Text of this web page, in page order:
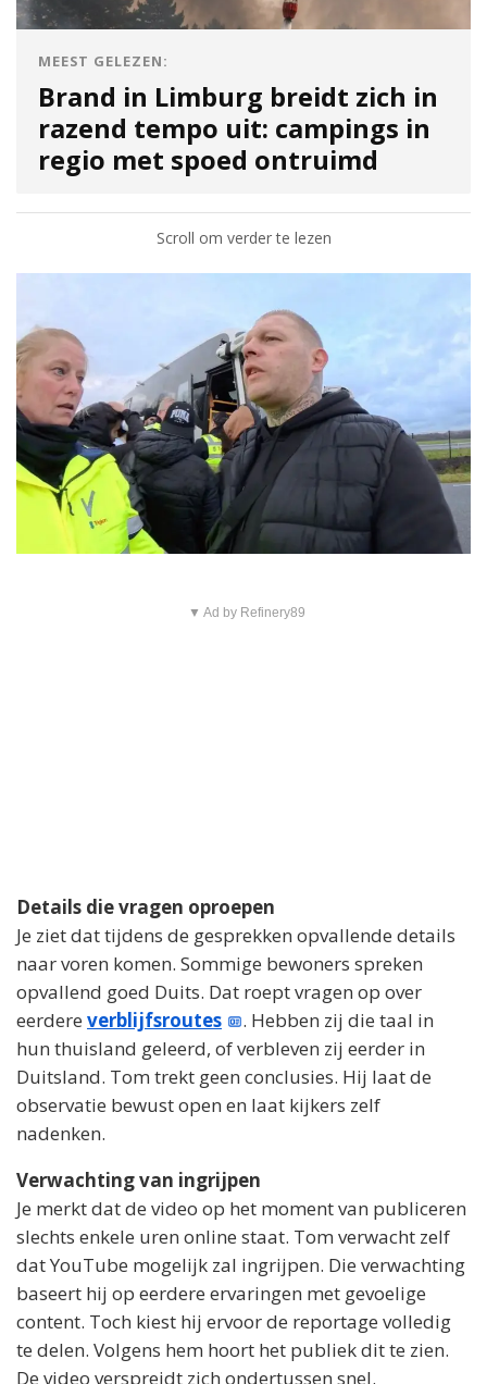
MEEST GELEZEN:
Brand in Limburg breidt zich in
razend tempo uit: campings in
regio met spoed ontruimd
Scroll om verder te lezen
▼ Ad by Refinery89
Details die vragen oproepen
Je ziet dat tijdens de gesprekken opvallende details
naar voren komen. Sommige bewoners spreken
opvallend goed Duits. Dat roept vragen op over
eerdere verblijfsroutes
. Hebben zij die taal in
hun thuisland geleerd, of verbleven zij eerder in
Duitsland. Tom trekt geen conclusies. Hij laat de
observatie bewust open en laat kijkers zelf
nadenken.
Verwachting van ingrijpen
Je merkt dat de video op het moment van publiceren
slechts enkele uren online staat. Tom verwacht zelf
dat YouTube mogelijk zal ingrijpen. Die verwachting
baseert hij op eerdere ervaringen met gevoelige
content. Toch kiest hij ervoor de reportage volledig
te delen. Volgens hem hoort het publiek dit te zien.
De video verspreidt zich ondertussen snel.